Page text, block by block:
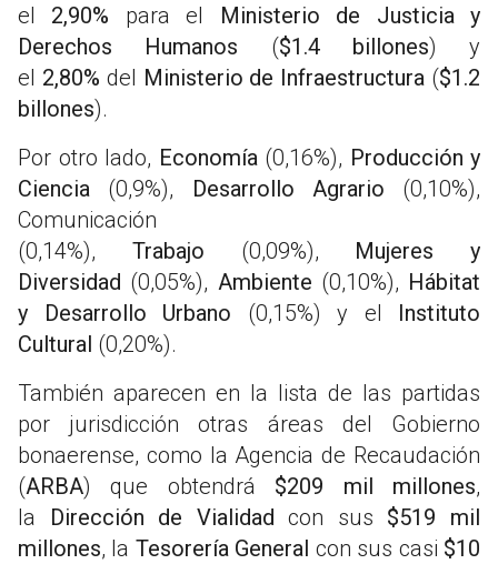
el 2,90% para el Ministerio de Justicia y
Derechos Humanos ($1.4 billones) y
el 2,80% del Ministerio de Infraestructura ($1.2
billones).
Por otro lado, Economía (0,16%), Producción y
Ciencia (0,9%), Desarrollo Agrario (0,10%),
Comunicación
(0,14%), Trabajo (0,09%), Mujeres y
Diversidad (0,05%), Ambiente (0,10%), Hábitat
y Desarrollo Urbano (0,15%) y el Instituto
Cultural (0,20%).
También aparecen en la lista de las partidas
por jurisdicción otras áreas del Gobierno
bonaerense, como la Agencia de Recaudación
(ARBA) que obtendrá $209 mil millones,
la Dirección de Vialidad con sus $519 mil
millones, la Tesorería General con sus casi $10